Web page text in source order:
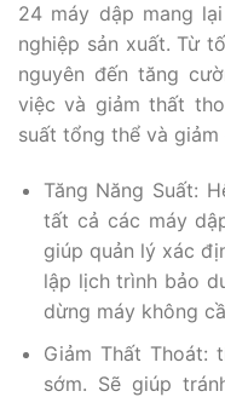
24 máy dập mang
nghiệp sản xuất. Từ
nguyên đến tăng
việc và giảm thất
suất tổng thể và giảm
Tăng Năng Suất:
tất cả các máy
giúp quản lý xác
lập lịch trình bảo
dừng máy không
Giảm Thất Thoát:
sớm. Sẽ giúp